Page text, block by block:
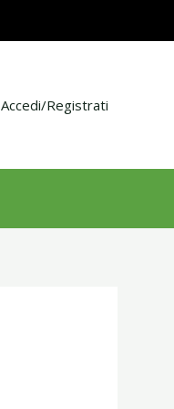
Accedi/Registrati